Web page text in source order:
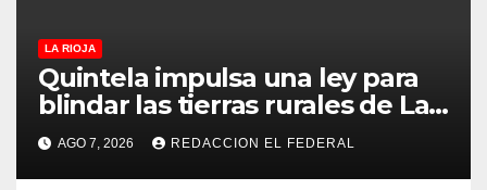
a
s
LA RIOJA
Quintela impulsa una ley para
blindar las tierras rurales de La
Rioja: cuáles son los principales
puntos
AGO 7, 2026 REDACCION EL FEDERAL